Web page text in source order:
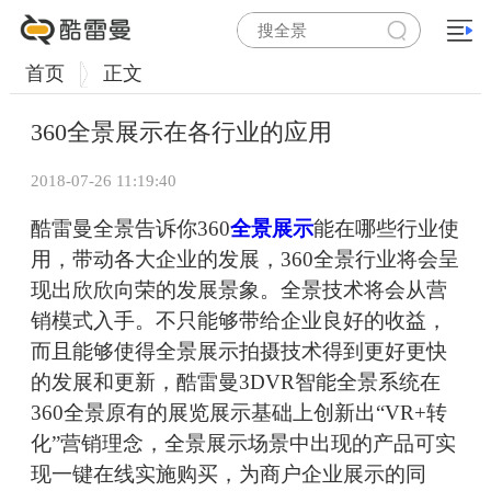
首页 正文
360全景展示在各行业的应用
2018-07-26 11:19:40
酷雷曼全景告诉你360全景展示能在哪些行业使
用，带动各大企业的发展，360全景行业将会呈
现出欣欣向荣的发展景象。全景技术将会从营
销模式入手。不只能够带给企业良好的收益，
而且能够使得全景展示拍摄技术得到更好更快
的发展和更新，酷雷曼3DVR智能全景系统在
360全景原有的展览展示基础上创新出“VR+转
化”营销理念，全景展示场景中出现的产品可实
现一键在线实施购买，为商户企业展示的同